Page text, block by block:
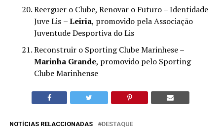
Reerguer o Clube, Renovar o Futuro – Identidade
Juve Lis – Leiria, promovido pela Associação
Juventude Desportiva do Lis
Reconstruir o Sporting Clube Marinhese –
Marinha Grande, promovido pelo Sporting
Clube Marinhense
NOTÍCIAS RELACCIONADAS DESTAQUE